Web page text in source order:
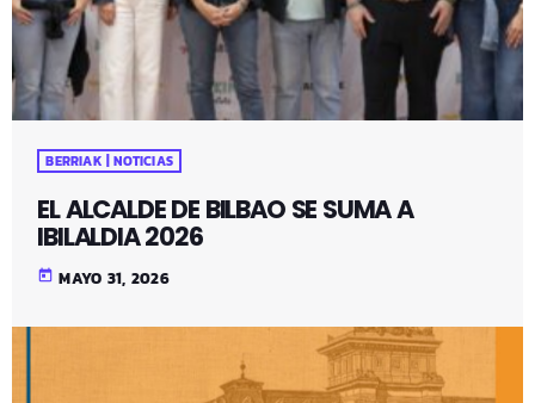
BERRIAK | NOTICIAS
EL ALCALDE DE BILBAO SE SUMA A
IBILALDIA 2026
today MAYO 31, 2026